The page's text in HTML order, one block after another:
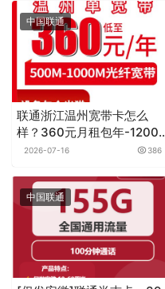
中国联通
联通浙江温州宽带卡怎么
样？360元月租包年-1200
元月租包年500M-1000M单
2026-07-16 386
中国联通